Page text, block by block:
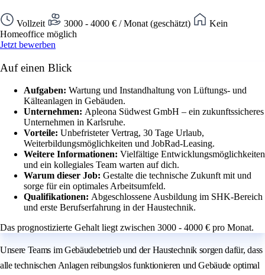
Vollzeit 3000 - 4000 € / Monat (geschätzt)
Kein
Homeoffice möglich
Jetzt bewerben
Auf einen Blick
Aufgaben: Wartung und Instandhaltung von Lüftungs- und
Kälteanlagen in Gebäuden.
Unternehmen: Apleona Südwest GmbH – ein zukunftssicheres
Unternehmen in Karlsruhe.
Vorteile: Unbefristeter Vertrag, 30 Tage Urlaub,
Weiterbildungsmöglichkeiten und JobRad-Leasing.
Weitere Informationen: Vielfältige Entwicklungsmöglichkeiten
und ein kollegiales Team warten auf dich.
Warum dieser Job: Gestalte die technische Zukunft mit und
sorge für ein optimales Arbeitsumfeld.
Qualifikationen: Abgeschlossene Ausbildung im SHK-Bereich
und erste Berufserfahrung in der Haustechnik.
Das prognostizierte Gehalt liegt zwischen 3000 - 4000 € pro Monat.
Unsere Teams im Gebäudebetrieb und der Haustechnik sorgen dafür, dass
alle technischen Anlagen reibungslos funktionieren und Gebäude optimal